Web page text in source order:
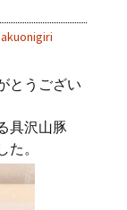
とうござい
具沢山豚
。